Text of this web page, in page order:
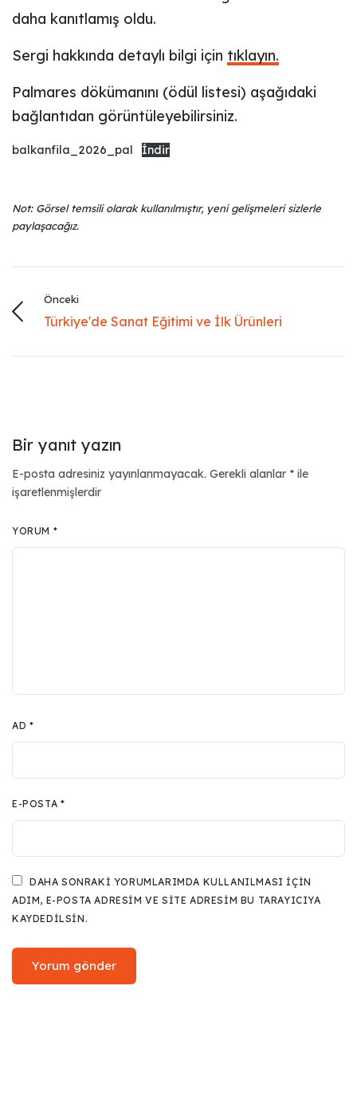
daha kanıtlamış oldu.
Sergi hakkında detaylı bilgi için tıklayın.
Palmares dökümanını (ödül listesi) aşağıdaki
bağlantıdan görüntüleyebilirsiniz.
balkanfila_2026_pal İndir
Not: Görsel temsili olarak kullanılmıştır, yeni gelişmeleri sizlerle
paylaşacağız.
Önceki
Türkiye'de Sanat Eğitimi ve İlk Ürünleri
Bir yanıt yazın
E-posta adresiniz yayınlanmayacak. Gerekli alanlar * ile
işaretlenmişlerdir
YORUM *
AD *
E-POSTA *
DAHA SONRAKI YORUMLARIMDA KULLANILMASI IÇIN
ADIM, E-POSTA ADRESIM VE SITE ADRESIM BU TARAYICIYA
KAYDEDILSIN.